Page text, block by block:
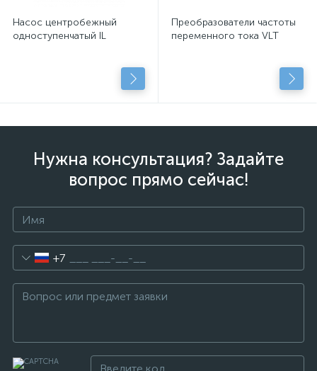
Насос центробежный
одноступенчатый IL
Преобразователи частоты
переменного тока VLT
Нужна консультация? Задайте
вопрос прямо сейчас!
+7